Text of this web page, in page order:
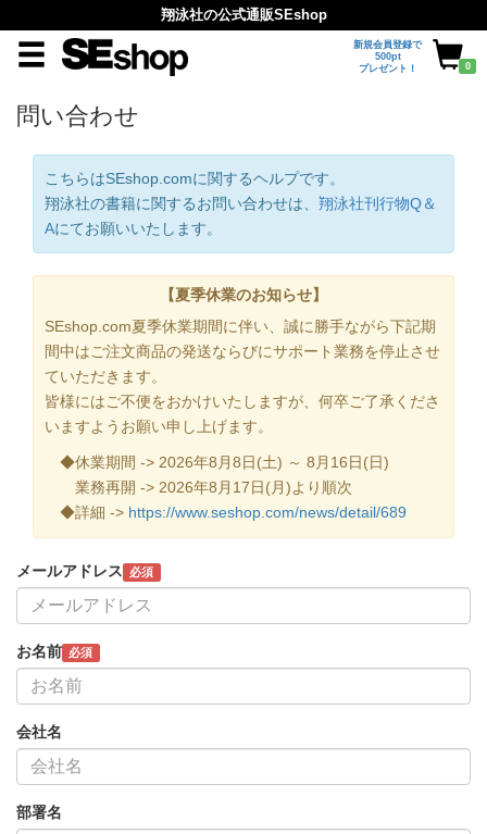
翔泳社の公式通販SEshop
新規会員登録で
500pt
プレゼント！
0
問い合わせ
こちらはSEshop.comに関するヘルプです。
翔泳社の書籍に関するお問い合わせは、 翔泳社刊行物Q＆
Aにてお願いいたします。
【夏季休業のお知らせ】
SEshop.com夏季休業期間に伴い、誠に勝手ながら下記期
間中はご注文商品の発送ならびにサポート業務を停止させ
ていただきます。
皆様にはご不便をおかけいたしますが、何卒ご了承くださ
いますようお願い申し上げます。
◆休業期間 -> 2026年8月8日(土) ～ 8月16日(日)
業務再開 -> 2026年8月17日(月)より順次
◆詳細 -> https://www.seshop.com/news/detail/689
メールアドレス 必須
お名前 必須
会社名
部署名